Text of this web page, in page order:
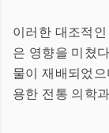
이러한 대조적
은 영향을 미쳤
물이 재배되었
용한 전통 의학